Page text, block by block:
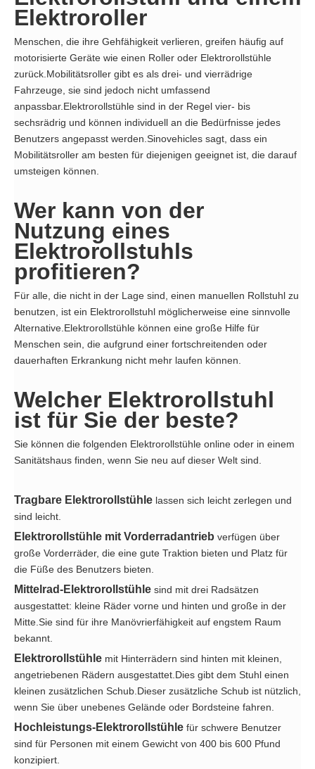
Elektroroller
Menschen, die ihre Gehfähigkeit verlieren, greifen häufig auf
motorisierte Geräte wie einen Roller oder Elektrorollstühle
zurück.Mobilitätsroller gibt es als drei- und vierrädrige
Fahrzeuge, sie sind jedoch nicht umfassend
anpassbar.Elektrorollstühle sind in der Regel vier- bis
sechsrädrig und können individuell an die Bedürfnisse jedes
Benutzers angepasst werden.Sinovehicles sagt, dass ein
Mobilitätsroller am besten für diejenigen geeignet ist, die darauf
umsteigen können.
Wer kann von der
Nutzung eines
Elektrorollstuhls
profitieren?
Für alle, die nicht in der Lage sind, einen manuellen Rollstuhl zu
benutzen, ist ein Elektrorollstuhl möglicherweise eine sinnvolle
Alternative.Elektrorollstühle können eine große Hilfe für
Menschen sein, die aufgrund einer fortschreitenden oder
dauerhaften Erkrankung nicht mehr laufen können.
Welcher Elektrorollstuhl
ist für Sie der beste?
Sie können die folgenden Elektrorollstühle online oder in einem
Sanitätshaus finden, wenn Sie neu auf dieser Welt sind.
Tragbare Elektrorollstühle lassen sich leicht zerlegen und
sind leicht.
Elektrorollstühle mit Vorderradantrieb verfügen über
große Vorderräder, die eine gute Traktion bieten und Platz für
die Füße des Benutzers bieten.
Mittelrad-Elektrorollstühle sind mit drei Radsätzen
ausgestattet: kleine Räder vorne und hinten und große in der
Mitte.Sie sind für ihre Manövrierfähigkeit auf engstem Raum
bekannt.
Elektrorollstühle mit Hinterrädern sind hinten mit kleinen,
angetriebenen Rädern ausgestattet.Dies gibt dem Stuhl einen
kleinen zusätzlichen Schub.Dieser zusätzliche Schub ist nützlich,
wenn Sie über unebenes Gelände oder Bordsteine ​​fahren.
Hochleistungs-Elektrorollstühle für schwere Benutzer
sind für Personen mit einem Gewicht von 400 bis 600 Pfund
konzipiert.